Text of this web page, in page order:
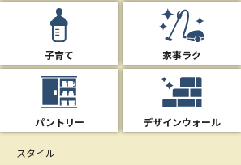
子育て 家事ラク
パントリー デザインウォール
スタイル